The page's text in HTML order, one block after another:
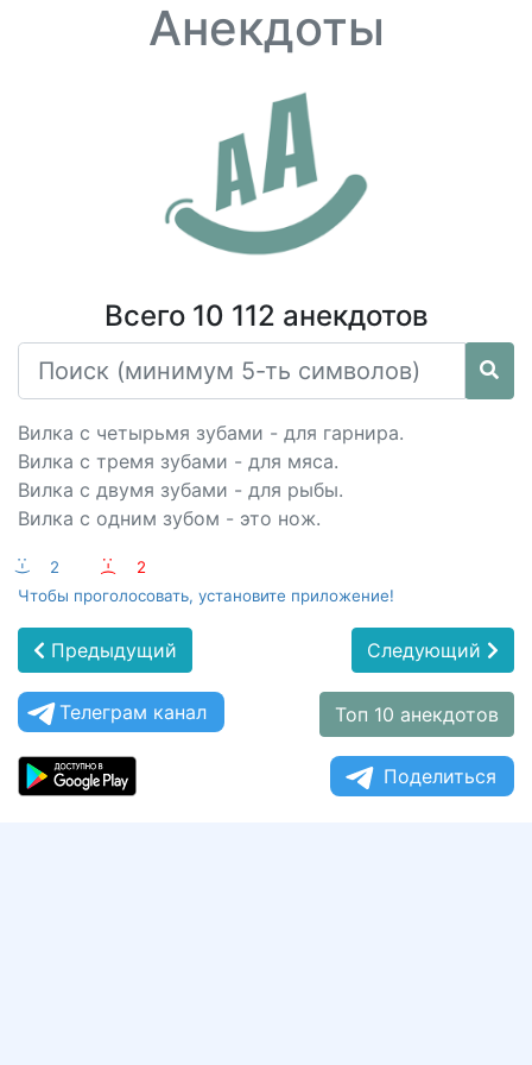
Анекдоты
Всего 10 112 анекдотов
Вилка с четырьмя зубами - для гарнира.
Вилка с тремя зубами - для мяса.
Вилка с двумя зубами - для рыбы.
Вилка с одним зубом - это нож.
:-) 2 :-(
2
Чтобы проголосовать, установите приложение!
Предыдущий Следующий
Телеграм канал Топ 10 анекдотов
Поделиться